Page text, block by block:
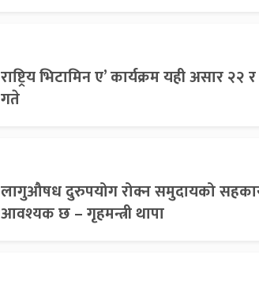
राष्ट्रिय भिटामिन ए’ कार्यक्रम यही असार २२
गते
लागुऔषध दुरुपयोग रोक्न समुदायको
आवश्यक छ – गृहमन्त्री थापा